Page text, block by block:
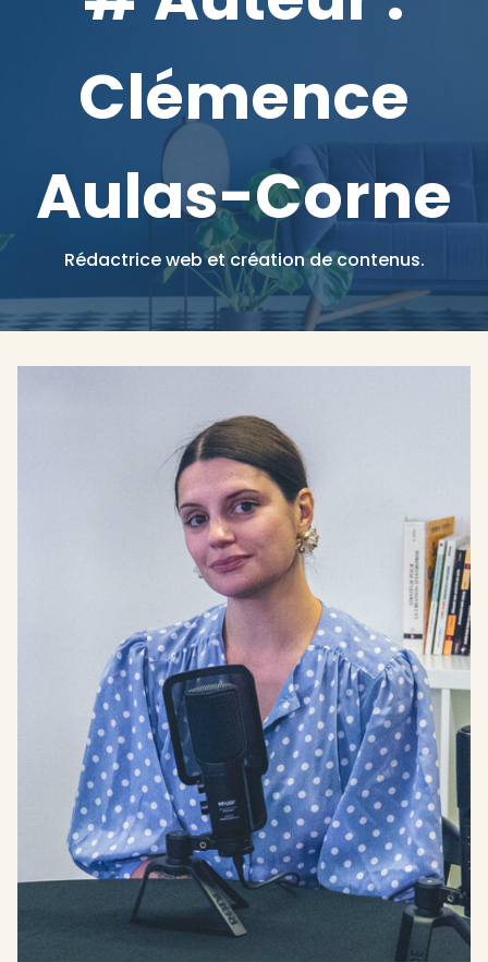
Clémence
Aulas-Corne
Rédactrice web et création de contenus.